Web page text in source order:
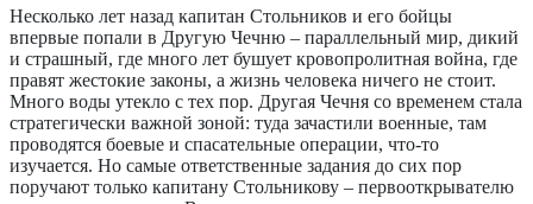
Несколько лет назад капитан Стольников и его бойцы
впервые попали в Другую Чечню – параллельный мир, дикий
и страшный, где много лет бушует кровопролитная война, где
правят жестокие законы, а жизнь человека ничего не стоит.
Много воды утекло с тех пор. Другая Чечня со временем стала
стратегически важной зоной: туда зачастили военные, там
проводятся боевые и спасательные операции, что-то
изучается. Но самые ответственные задания до сих пор
поручают только капитану Стольникову – первооткрывателю